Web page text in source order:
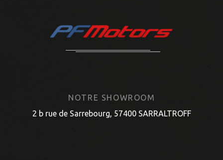
NOTRE SHOWROOM
2 b rue de Sarrebourg, 57400 SARRALTROFF